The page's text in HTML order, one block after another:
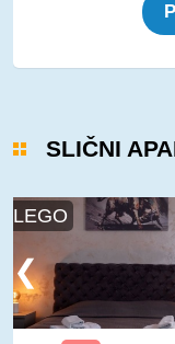
SLIČNI
LEGO